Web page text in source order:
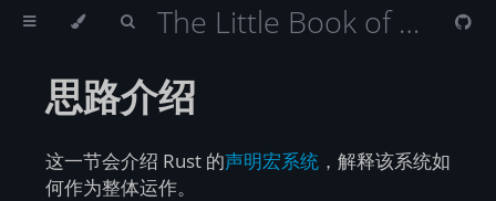
The Little Book of Rust Macros （Rust 宏小册）
思路介绍
这一节会介绍 Rust 的声明宏系统，解释该系统如
何作为整体运作。